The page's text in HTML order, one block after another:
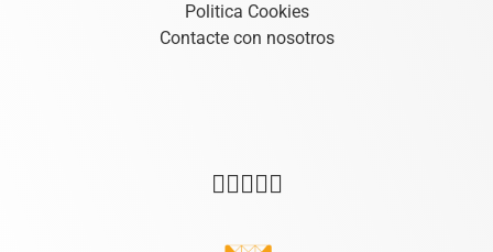
Politica Cookies
Contacte con nosotros
